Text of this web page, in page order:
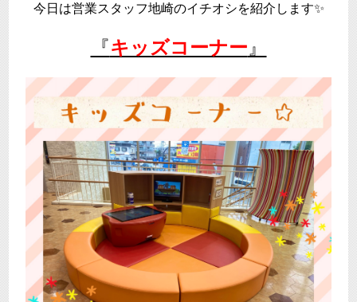
今日は営業スタッフ地崎のイチオシを紹介します✨
『キッズコーナー 』